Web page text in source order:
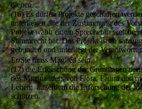
dienen.
(16) Es dürfen Projekte geschaffen
unterliegen alle der Zustimmung des
Projekt wählt eine/n Sprecher/in welche/r
Stimmrecht hat. Das Projekt ist an
gebunden und unterliegt der
Er/Sie muss Mitglied sein.
(17) die Erforschung der Grundlagen
des Miteinanders von Flora, Fauna und
Leben; außerdem die Erforschung der
schützen.